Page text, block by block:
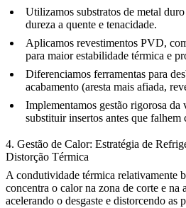
Utilizamos substratos de metal
dureza a quente e tenacidade.
Aplicamos revestimentos PVD,
para maior estabilidade térmica e
Diferenciamos ferramentas para
acabamento (aresta mais afiada,
Implementamos gestão rigorosa da
substituir insertos antes que falhem
4. Gestão de Calor: Estratégia de
Distorção Térmica
A condutividade térmica relativamente
concentra o calor na zona de corte e na
acelerando o desgaste e distorcendo as